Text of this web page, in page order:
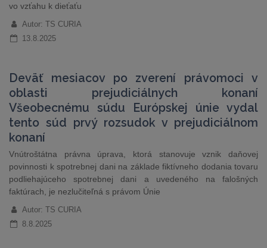
vo vzťahu k dieťaťu
Autor: TS CURIA
13.8.2025
Deväť mesiacov po zverení právomoci v
oblasti prejudiciálnych konaní
Všeobecnému súdu Európskej únie vydal
tento súd prvý rozsudok v prejudiciálnom
konaní
Vnútroštátna právna úprava, ktorá stanovuje vznik daňovej
povinnosti k spotrebnej dani na základe fiktívneho dodania tovaru
podliehajúceho spotrebnej dani a uvedeného na falošných
faktúrach, je nezlučiteľná s právom Únie
Autor: TS CURIA
8.8.2025